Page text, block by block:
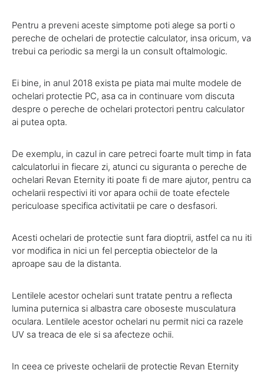
Pentru a preveni aceste simptome poti alege sa porti o
pereche de ochelari de protectie calculator, insa oricum, va
trebui ca periodic sa mergi la un consult oftalmologic.
Ei bine, in anul 2018 exista pe piata mai multe modele de
ochelari protectie PC, asa ca in continuare vom discuta
despre o pereche de ochelari protectori pentru calculator
ai putea opta.
De exemplu, in cazul in care petreci foarte mult timp in fata
calculatorlui in fiecare zi, atunci cu siguranta o pereche de
ochelari Revan Eternity iti poate fi de mare ajutor, pentru ca
ochelarii respectivi iti vor apara ochii de toate efectele
periculoase specifica activitatii pe care o desfasori.
Acesti ochelari de protectie sunt fara dioptrii, astfel ca nu iti
vor modifica in nici un fel perceptia obiectelor de la
aproape sau de la distanta.
Lentilele acestor ochelari sunt tratate pentru a reflecta
lumina puternica si albastra care oboseste musculatura
oculara. Lentilele acestor ochelari nu permit nici ca razele
UV sa treaca de ele si sa afecteze ochii.
In ceea ce priveste ochelarii de protectie Revan Eternity